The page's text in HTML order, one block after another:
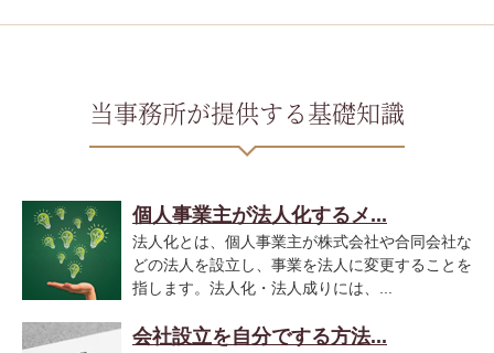
当事務所が提供する基礎知識
個人事業主が法人化するメ...
法人化とは、個人事業主が株式会社や合同会社な
どの法人を設立し、事業を法人に変更することを
指します。法人化・法人成りには、...
会社設立を自分でする方法...